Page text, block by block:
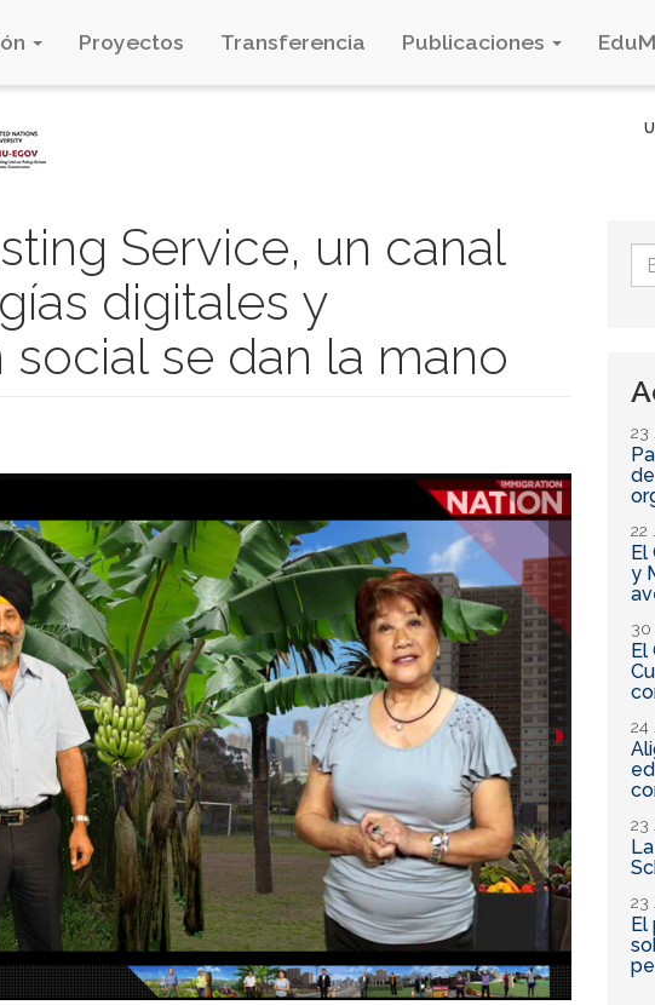
Proyectos Transferencia Publicaciones
Service, un canal
digitales y
se dan la mano
23
22
El
y
30
El
24
23
23
El